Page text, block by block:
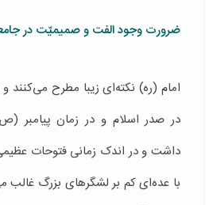
ضرورت وجود الفت و صمیمیّت در
امام (ره) نکته‌ای زیبا مطرح می‌کنند و
در صدر اسلام و در زمان پیامبر
داشت و در اندک زمانی فتوحات
با عده‌ای کم بر لشگرهای بزرگ